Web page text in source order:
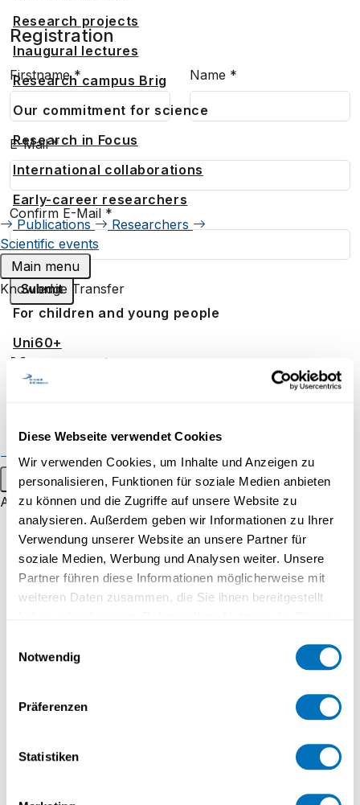
Diese Webseite verwendet Cookies
Wir verwenden Cookies, um Inhalte und Anzeigen zu
personalisieren, Funktionen für soziale Medien anbieten
zu können und die Zugriffe auf unsere Website zu
analysieren. Außerdem geben wir Informationen zu Ihrer
Verwendung unserer Website an unsere Partner für
soziale Medien, Werbung und Analysen weiter. Unsere
Partner führen diese Informationen möglicherweise mit
weiteren Daten zusammen, die Sie ihnen bereitgestellt
Notwendig
Präferenzen
Statistiken
Research projects
Inaugural lectures
Research campus Brig
Our commitment for science
Research in Focus
International collaborations
Early-career researchers
Publications
Researchers
Scientific events
Main menu
Knowledge Transfer
For children and young people
Uni60+
Corporate training
Our Service
Public events
Main menu
About
Profile
Strategy
Recognised Qualifications
Faculty of Psychology
Economics
Registration
Firstname* Name *
E-Mail*
Confirm E-Mail *
More events
INFORMATION WEBINARS
25.08.2026 - 18:00 to 19:00
CAS Datenschutz - Unternehmen und Verwaltung
25.08.2026 - 18:00 to 19:00
Weiterbildungskurs KI-Regulierung und AI